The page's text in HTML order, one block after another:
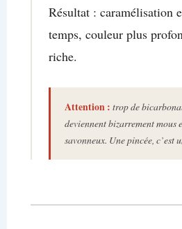
Résultat : caramélisation
temps, couleur plus
riche.
Attention : trop de
deviennent bizarrement mous
savonneux. Une pincée, c’est